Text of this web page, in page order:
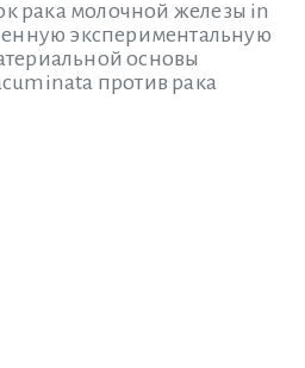
рака молочной железы in
экспериментальную
основы
против рака